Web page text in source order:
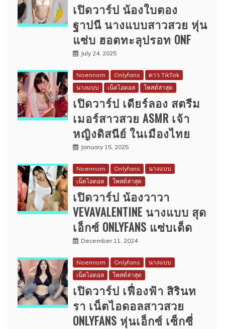
เปิดวาร์ป น้องใบตอง
ฐาปนี นางแบบสาวสวย หุ่น
แซ่บ ฮอตทะลุปรอท ONF
July 24, 2025
Noennom Onlyfans
ดาว TikTok
นางแบบ
เน็ตไอดอล โพสต์ล่าสุด
เปิดวาร์ป เดียร์ลอง สตรีม
เมอร์สาวสวย ASMR เจ้า
หญิงดิสนีย์ ในเมืองไทย
January 15, 2025
Noennom Onlyfans
นางแบบ
เน็ตไอดอล
โพสต์ล่าสุด
เปิดวาร์ป น้องวาวา
VEVAVALENTINE นางแบบ สุด
เอ็กซ์ ONLYFANS แซ่บเด็ด
December 11, 2024
Noennom Onlyfans
นางแบบ
เน็ตไอดอล
โพสต์ล่าสุด
เปิดวาร์ป เฟื่องฟ้า สิรินท
รา เน็ตไอดอลสาวสวย
ONLYFANS หุ่นเอ็กซ์ เซ็กซี่